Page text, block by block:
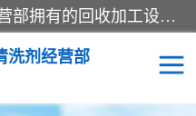
东莞市大岭山莞峰清洗剂经营部拥有的回收加工设备，大量废油回收、废清洗剂回收、废溶剂油回收、机械废油废清洗剂回收、废碳氢回收、碳氢液压油回收、碳氢二氯回收等废清洗剂处理；我们只是提供废旧化工原料的循环使用存放点，执行正规的存放，有正规的回收资质处理。同时我们公司批发零售回收级清洗剂，脱模油再生基础油，质量保证。
洗剂经营部